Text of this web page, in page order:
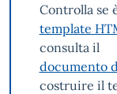
Controlla se
template
consulta il
documento
costruire il